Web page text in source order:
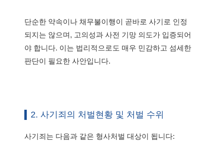
단순한 약속이나 채무불이행이 곧바로 사기로 인정
되지는 않으며, 고의성과 사전 기망 의도가 입증되어
야 합니다. 이는 법리적으로도 매우 민감하고 섬세한
판단이 필요한 사안입니다.
2. 사기죄의 처벌현황 및 처벌 수위
사기죄는 다음과 같은 형사처벌 대상이 됩니다: